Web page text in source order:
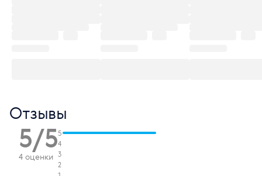
Отзывы
5/5
4 оценки
5
4
3
2